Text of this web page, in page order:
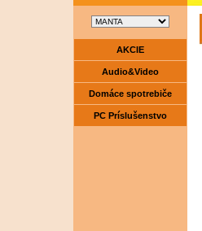
AKCIE
Audio&Video
Domáce spotrebiče
PC Príslušenstvo